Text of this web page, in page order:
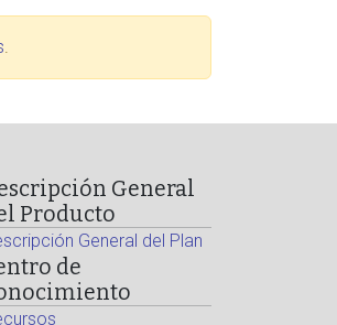
.
General
Producto
General del Plan
de